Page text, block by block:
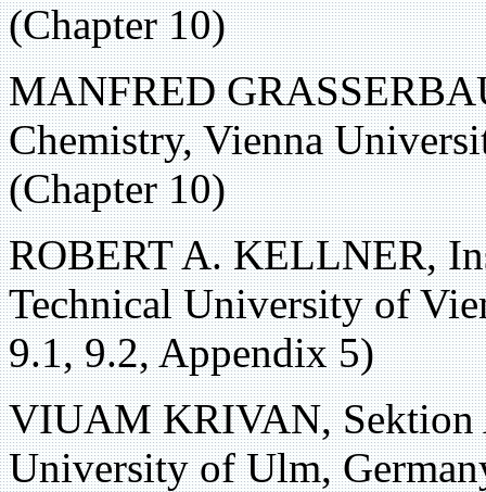
(Chapter 10)
MANFRED
Chemistry, Vienna
(Chapter 10)
ROBERT A. KELLNER,
Technical University of
9.1, 9.2, Appendix 5)
VIUAM KRIVAN, Sektion
University of Ulm,